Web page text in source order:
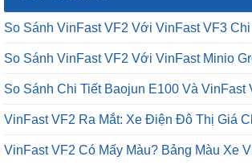
So Sánh VinFast VF2 Với VinFast VF3 Chi
So Sánh VinFast VF2 Với VinFast Minio
So Sánh Chi Tiết Baojun E100 Và VinFast
VinFast VF2 Ra Mắt: Xe Điện Đô Thị Giá
VinFast VF2 Có Mấy Màu? Bảng Màu Xe